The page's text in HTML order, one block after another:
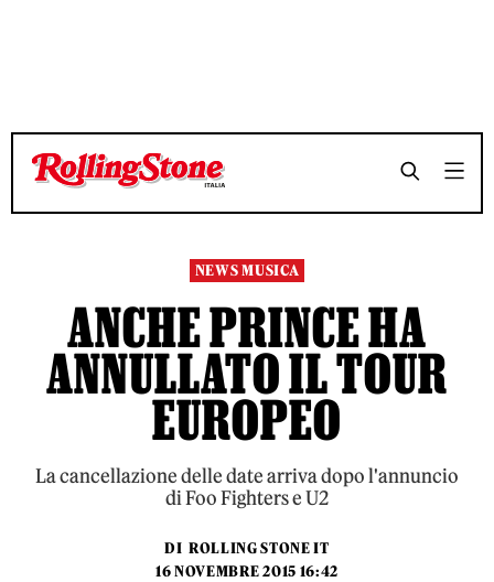
TEMPO DI LETTURA 2 MINUTI SHARE
TEMPO DI LETTURA 2 MINUTI SHARE
NEWS MUSICA
ANCHE PRINCE HA
ANNULLATO IL TOUR
EUROPEO
La cancellazione delle date arriva dopo l'annuncio
di Foo Fighters e U2
DI ROLLING STONE IT
16 NOVEMBRE 2015 16:42